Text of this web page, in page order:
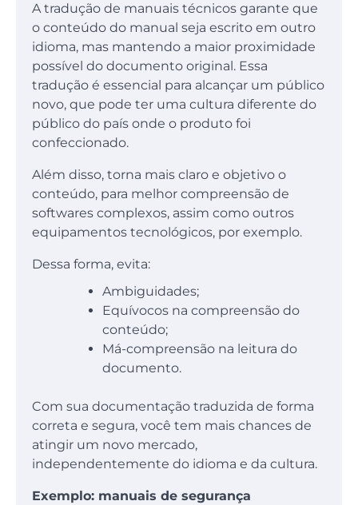
A tradução de manuais técnicos garante que
o conteúdo do manual seja escrito em outro
idioma, mas mantendo a maior proximidade
possível do documento original. Essa
tradução é essencial para alcançar um público
novo, que pode ter uma cultura diferente do
público do país onde o produto foi
confeccionado.
Além disso, torna mais claro e objetivo o
conteúdo, para melhor compreensão de
softwares complexos, assim como outros
equipamentos tecnológicos, por exemplo.
Dessa forma, evita:
Ambiguidades;
Equívocos na compreensão do
conteúdo;
Má-compreensão na leitura do
documento.
Com sua documentação traduzida de forma
correta e segura, você tem mais chances de
atingir um novo mercado,
independentemente do idioma e da cultura.
Exemplo: manuais de segurança